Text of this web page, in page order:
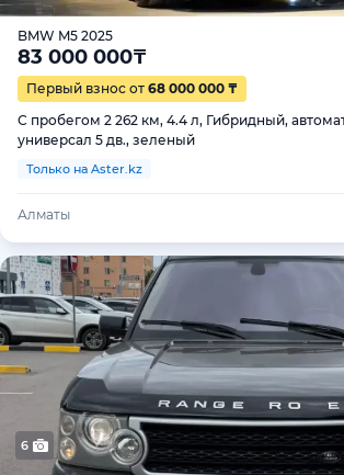
BMW M5 2025
83 000 000₸
Первый взнос от 68 000 000 ₸
С пробегом 2 262 км, 4.4 л, Гибридный,
универсал 5 дв., зеленый
Только на Aster.kz
Алматы
6